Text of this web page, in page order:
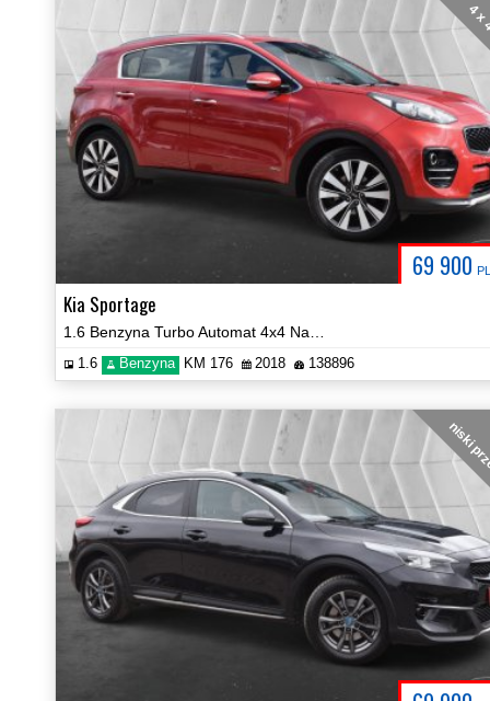
69 900
4
Kia Sportage
1.6 Benzyna KM 176 2018 138896
niski